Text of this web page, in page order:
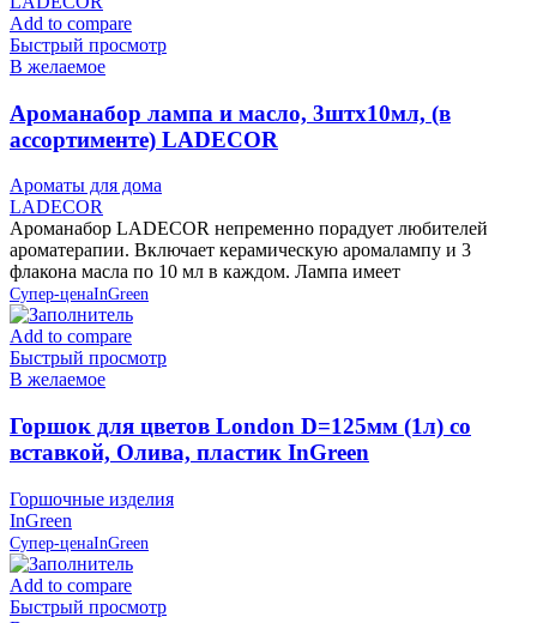
Add to compare
Быстрый просмотр
В желаемое
Ароманабор лампа и масло, 3штx10мл, (в
ассортименте) LADECOR
Ароматы для дома
LADECOR
Ароманабор LADECOR непременно порадует любителей
ароматерапии. Включает керамическую аромалампу и 3
флакона масла по 10 мл в каждом. Лампа имеет
Супер-ценаInGreen
Add to compare
Быстрый просмотр
В желаемое
Горшок для цветов London D=125мм (1л) со
вставкой, Олива, пластик InGreen
Горшочные изделия
InGreen
Супер-ценаInGreen
Add to compare
Быстрый просмотр